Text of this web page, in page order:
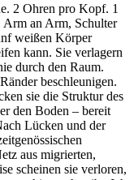
2 Ohren pro Kopf. 1
Arm an Arm, Schulter
weißen Körper
kann. Sie verlagern
durch den Raum.
beschleunigen.
sie die Struktur des
den Boden – bereit
Lücken und der
aus migrierten,
scheinen sie verloren,